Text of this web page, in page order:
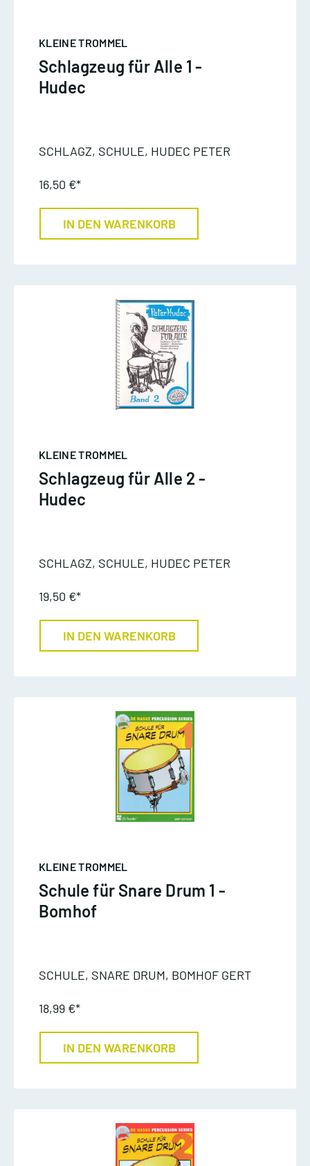
KLEINE TROMMEL
Schlagzeug für Alle 1 -
Hudec
SCHLAGZ, SCHULE, HUDEC PETER
16,50 €*
IN DEN WARENKORB
KLEINE TROMMEL
Schlagzeug für Alle 2 -
Hudec
SCHLAGZ, SCHULE, HUDEC PETER
19,50 €*
IN DEN WARENKORB
KLEINE TROMMEL
Schule für Snare Drum 1 -
Bomhof
SCHULE, SNARE DRUM, BOMHOF GERT
18,99 €*
IN DEN WARENKORB